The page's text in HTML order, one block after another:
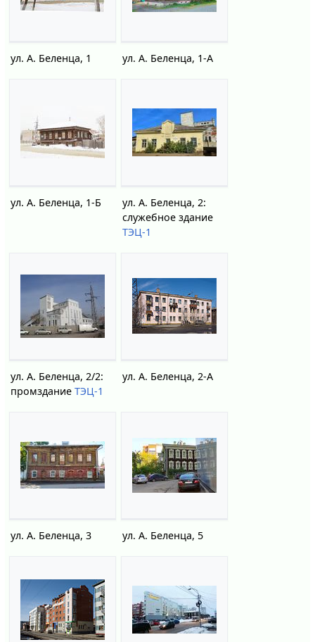
ул. А. Беленца, 1 ул. А. Беленца, 1-А
ул. А. Беленца, 1-Б
ул. А. Беленца, 2:
служебное здание
ТЭЦ-1
ул. А. Беленца, 2/2:
промздание ТЭЦ-1
ул. А. Беленца, 2-А
ул. А. Беленца, 3 ул. А. Беленца, 5